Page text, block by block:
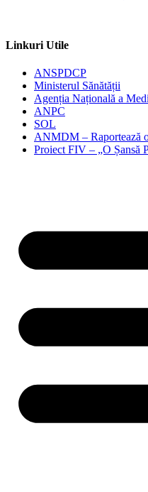
Linkuri Utile
ANSPDCP
Ministerul Sănătății
Agenția Națională a
ANPC
SOL
ANMDM – Raportează
Proiect FIV – „O Șansă